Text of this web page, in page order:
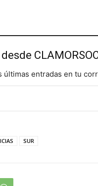
últimas entradas en tu
SUR